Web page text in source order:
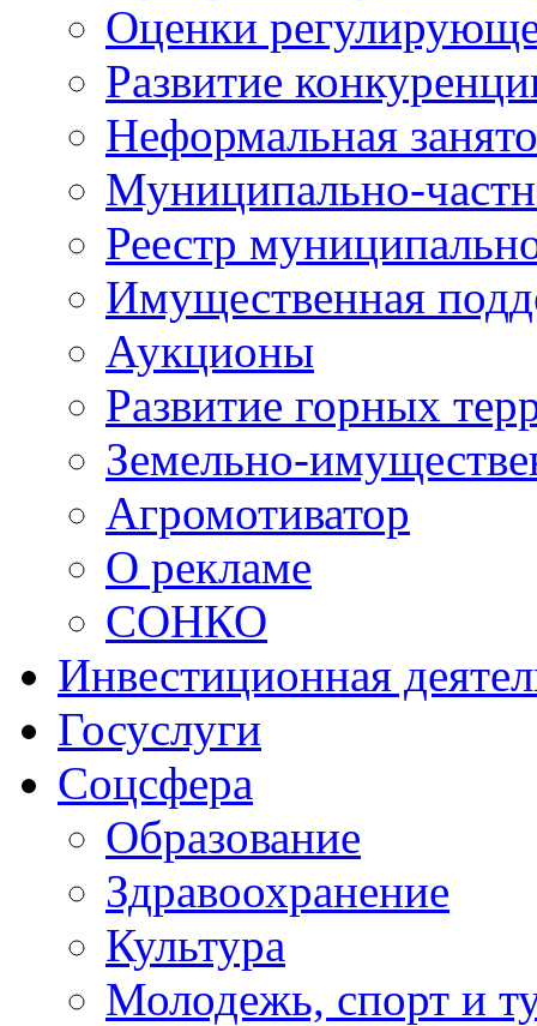
Оценки
Развитие
Неформальная
Муниципально-
Реестр
Имущественная
Аукционы
Развитие горных
Земельно-
Агромотиватор
О рекламе
СОНКО
Инвестиционная
Госуслуги
Соцсфера
Образование
Здравоохранение
Культура
Молодежь, спорт и